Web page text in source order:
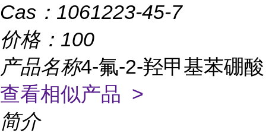
Cas： 1061223-45-7
价格： 100
产品名称4-氟-2-羟甲基苯硼酸
查看相似产品 >
简介